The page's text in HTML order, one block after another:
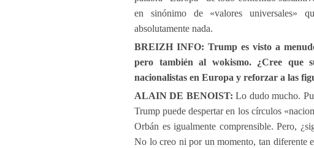
en sinónimo de «valores universales»
absolutamente nada.
BREIZH INFO: Trump es visto a
pero también al wokismo. ¿Cree que
nacionalistas en Europa y reforzar a las
ALAIN DE BENOIST: Lo dudo mucho.
Trump puede despertar en los círculos
Orbán es igualmente comprensible. Pero,
No lo creo ni por un momento, tan diferente